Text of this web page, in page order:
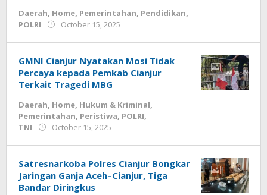
Daerah, Home, Pemerintahan, Pendidikan,
POLRI
October 15, 2025
GMNI Cianjur Nyatakan Mosi Tidak
Percaya kepada Pemkab Cianjur
Terkait Tragedi MBG
Daerah, Home, Hukum & Kriminal,
Pemerintahan, Peristiwa, POLRI,
TNI
October 15, 2025
Satresnarkoba Polres Cianjur Bongkar
Jaringan Ganja Aceh–Cianjur, Tiga
Bandar Diringkus